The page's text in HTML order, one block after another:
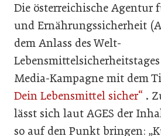
Die österreichische Agentur
und Ernährungssicherheit
dem Anlass des Welt-
Media-Kampagne mit dem
Dein Lebensmittel sicher“ .
lässt sich laut AGES der
so auf den Punkt bringen: